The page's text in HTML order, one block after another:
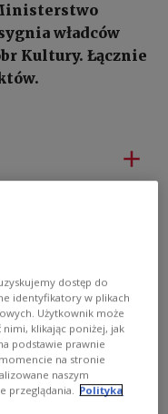
władców
Kultury. Łącznie

za dziedzictwo
(IAR)
dostęp do
identyfikatory w plikach
Użytkownik może
klikając poniżej, jak
podstawie prawnie
na stronie
naszym
przeglądania. Polityka